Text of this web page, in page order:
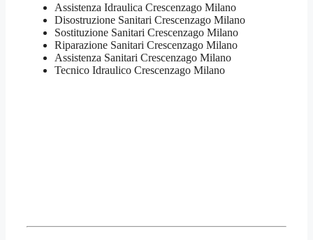
Assistenza Idraulica Crescenzago Milano
Disostruzione Sanitari Crescenzago Milano
Sostituzione Sanitari Crescenzago Milano
Riparazione Sanitari Crescenzago Milano
Assistenza Sanitari Crescenzago Milano
Tecnico Idraulico Crescenzago Milano